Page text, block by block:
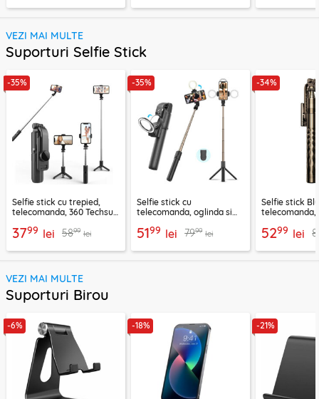
VEZI MAI MULTE
Suporturi Selfie Stick
-35%
Selfie stick cu trepied,
telecomanda, 360 Techsuit
3799 lei 5899 lei
-35%
Selfie stick cu
telecomanda, oglinda si
5199 lei 7999 lei
-34%
Selfie stick
telecomanda,
5299 lei
VEZI MAI MULTE
Suporturi Birou
-6% -18% -21%